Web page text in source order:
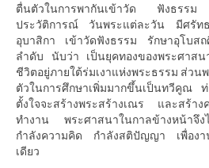
ตื่นตัวในการพากันเข้าวัด ฟังธร
ประวัติการณ์ วันพระแต่ละวัน มีศรัท
อุบาสิกา เข้าวัดฟังธรรม รักษาอุโบส
ลำดับ นับว่า เป็นยุคทองของพระศาสน
ชีวิตอยู่ภายใต้ร่มเงาแห่งพระธรรม ส่ว
ตัวในการศึกษาเพิ่มมากขึ้นเป็นทวีคูณ
ตั้งใจจะสร้างพระสร้างเณร และสร้า
ทำงาน พระศาสนาในกาลข้างหน้าจึง
กำลังความคิด กำลังสติปัญญา เพื่องา
เดียว